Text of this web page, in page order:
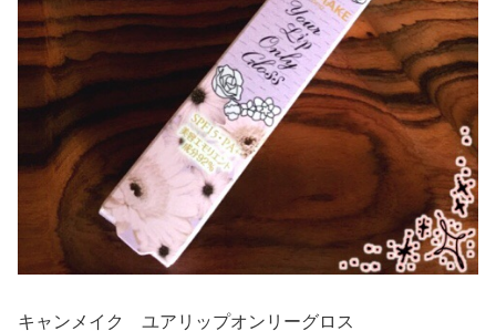
キャンメイク ユアリップオンリーグロス